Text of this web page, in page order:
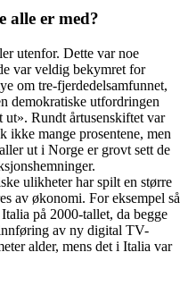
alle er med?
utenfor. Dette var noe
var veldig bekymret for
om tre-fjerdedelsamfunnet,
demokratiske utfordringen
ut». Rundt årtusenskiftet var
ikke mange prosentene, men
ut i Norge er grovt sett de
ulikheter har spilt en større
av økonomi. For eksempel så
på 2000-tallet, da begge
av ny digital TV-
alder, mens det i Italia var